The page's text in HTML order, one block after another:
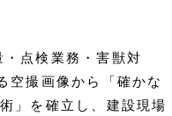
点検業務・害獣対
空撮画像から「確かな
」を確立し、建設現場